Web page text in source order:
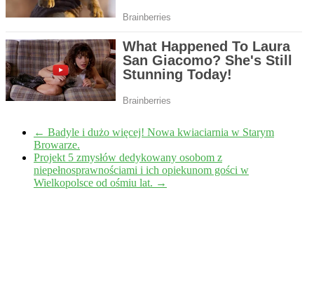
← Badyle i dużo więcej! Nowa kwiaciarnia w Starym
Browarze.
Projekt 5 zmysłów dedykowany osobom z
niepełnosprawnościami i ich opiekunom gości w
Wielkopolsce od ośmiu lat. →